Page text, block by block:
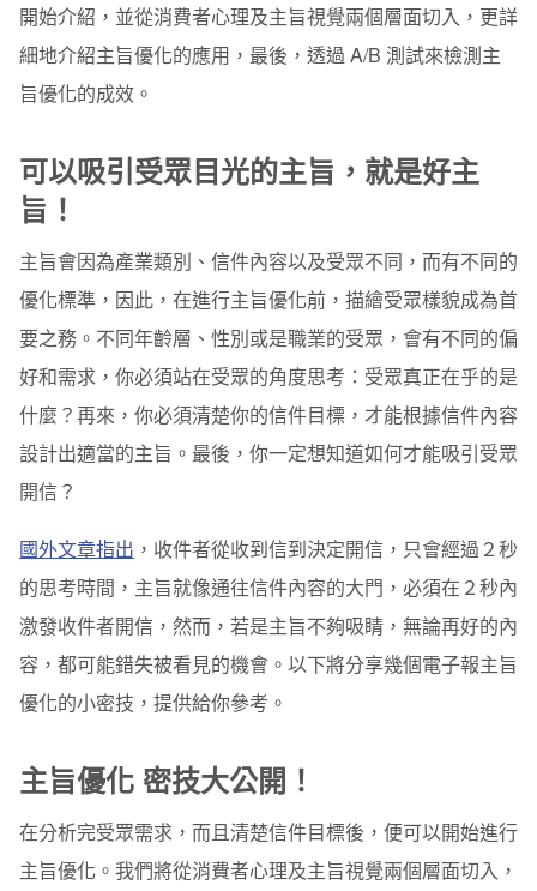
開始介紹，並從消費者心理及主旨視覺兩個層面切入，更詳
細地介紹主旨優化的應用，最後，透過 A/B 測試來檢測主
旨優化的成效。
可以吸引受眾目光的主旨，就是好主
旨！
主旨會因為產業類別、信件內容以及受眾不同，而有不同的
優化標準，因此，在進行主旨優化前，描繪受眾樣貌成為首
要之務。不同年齡層、性別或是職業的受眾，會有不同的偏
好和需求，你必須站在受眾的角度思考：受眾真正在乎的是
什麼？再來，你必須清楚你的信件目標，才能根據信件內容
設計出適當的主旨。最後，你一定想知道如何才能吸引受眾
開信？
國外文章指出 ，收件者從收到信到決定開信，只會經過２秒
的思考時間，主旨就像通往信件內容的大門，必須在２秒內
激發收件者開信，然而，若是主旨不夠吸睛，無論再好的內
容，都可能錯失被看見的機會。以下將分享幾個電子報主旨
優化的小密技，提供給你參考。
主旨優化 密技大公開！
在分析完受眾需求，而且清楚信件目標後，便可以開始進行
主旨優化。我們將從消費者心理及主旨視覺兩個層面切入，